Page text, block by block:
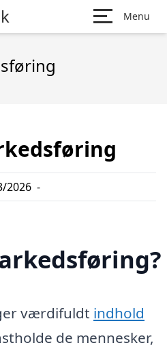
Menu
2026 -
værdifuldt indhold
de mennesker,